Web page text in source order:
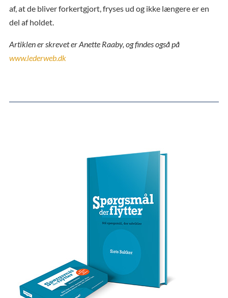
af, at de bliver forkertgjort, fryses ud og ikke længere er en
del af holdet.
Artiklen er skrevet er Anette Raaby, og findes også på
www.lederweb.dk